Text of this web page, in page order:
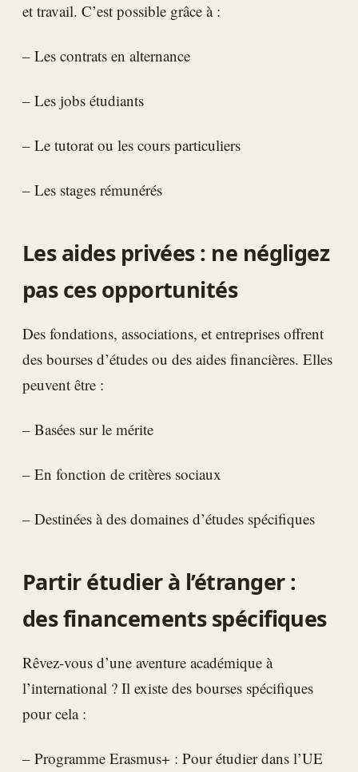
et travail. C’est possible grâce à :
– Les contrats en alternance
– Les jobs étudiants
– Le tutorat ou les cours particuliers
– Les stages rémunérés
Les aides privées : ne négligez
pas ces opportunités
Des fondations, associations, et entreprises offrent
des bourses d’études ou des aides financières. Elles
peuvent être :
– Basées sur le mérite
– En fonction de critères sociaux
– Destinées à des domaines d’études spécifiques
Partir étudier à l’étranger :
des financements spécifiques
Rêvez-vous d’une aventure académique à
l’international ? Il existe des bourses spécifiques
pour cela :
– Programme Erasmus+ : Pour étudier dans l’UE